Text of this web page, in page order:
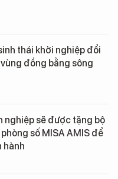
thái khởi nghiệp đổi
đồng bằng sông
nghiệp sẽ được tặng bộ
số MISA AMIS để
hành